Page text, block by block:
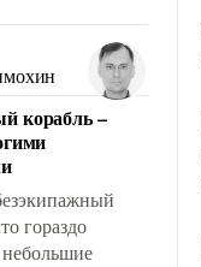
от просто
людей. Иногда
эти вопросы
но –
корабль –
гораздо